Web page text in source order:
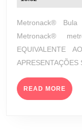
Metronack®
Metronack®
EQUIVALENTE
READ MORE READ
MORE